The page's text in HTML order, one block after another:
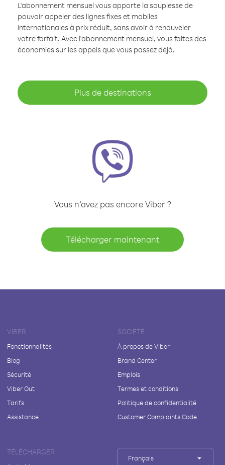
L'abonnement mensuel vous apporte la souplesse de
pouvoir appeler des lignes fixes et mobiles
internationales à prix réduit, sans avoir à renouveler
votre forfait. Avec l'abonnement mensuel, vous faites des
économies sur les appels que vous passez déjà.
Plus de destinations
Vous n’avez pas encore Viber ?
Télécharger maintenant
VIBER
Fonctionnalités
Blog
Sécurité
Viber Out
Tarifs
Assistance
SOCIÉTÉ
À propos de Viber
Brand Center
Emplois
Termes et conditions
Politique de confidentialité
Customer Complaints Code
TÉLÉCHARGER
Français